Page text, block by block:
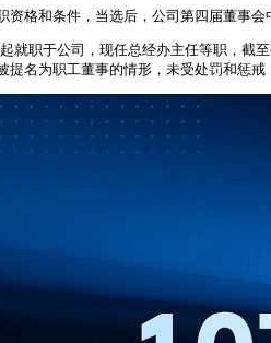
资格和条件，当选后，公司第四届董事
就职于公司，现任总经办主任等职，截
提名为职工董事的情形，未受处罚和惩戒